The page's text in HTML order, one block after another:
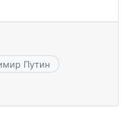
Путин